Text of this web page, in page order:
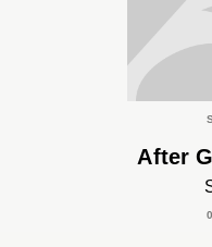
After